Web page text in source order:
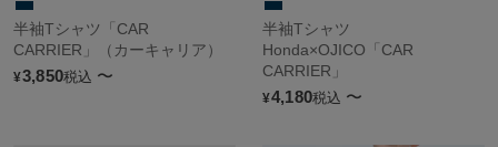
半袖Tシャツ「CAR
CARRIER」（カーキャリア）
¥3,850税込 〜
半袖Tシャツ
Honda×OJICO「CAR
CARRIER」
¥4,180税込 〜